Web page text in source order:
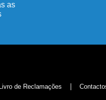
as
Livro de Reclamações